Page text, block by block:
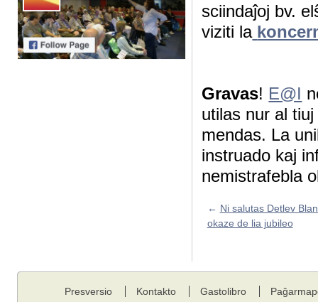
sciindaĵoj bv.
viziti la
Gravas! E@I
utilas nur al
mendas. La
instruado kaj
nemistrafebla
← Ni salutas Detlev
okaze de lia jubileo
Presversio Kontakto Gastolibro